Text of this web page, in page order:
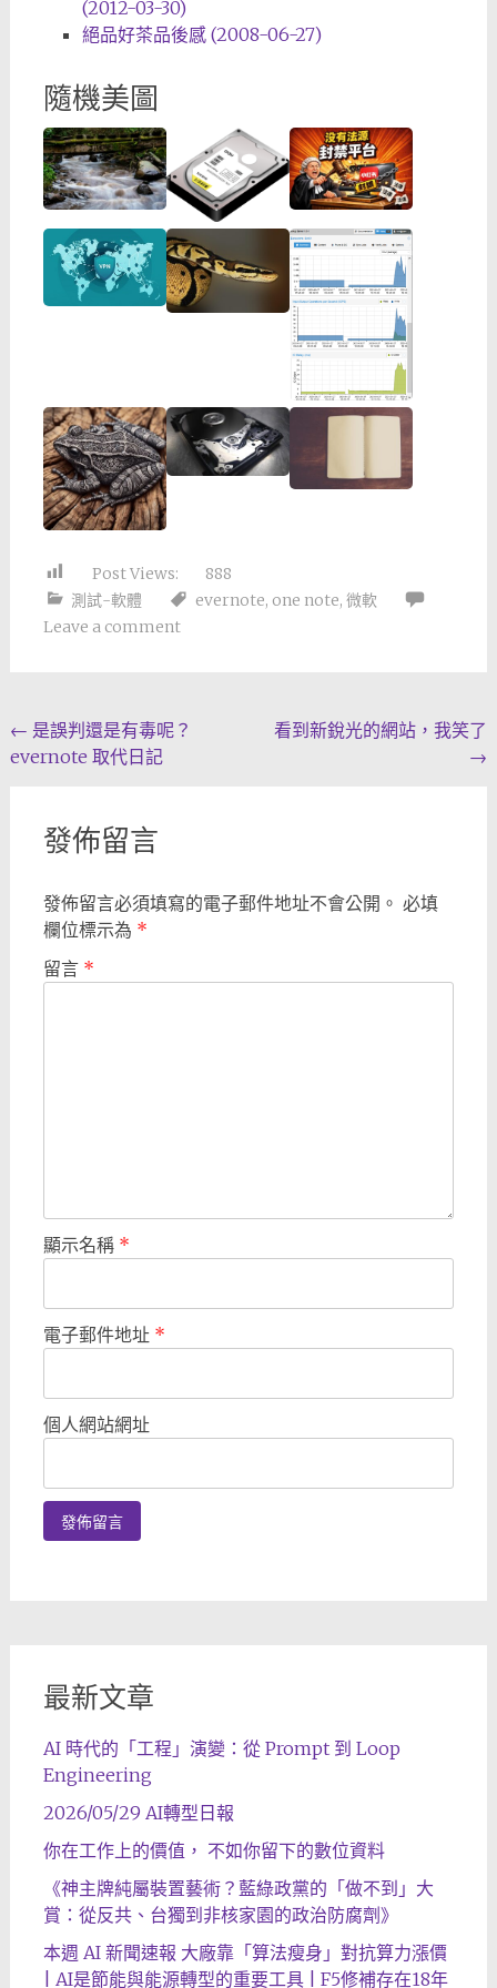
(2012-03-30)
絕品好茶品後感 (2008-06-27)
隨機美圖
Post Views:
888
測試-軟體
evernote, one note, 微軟
Leave a comment
Post
navigation
← 是誤判還是有毒呢？
evernote 取代日記
看到新銳光的網站，我笑了
→
發佈留言
發佈留言必須填寫的電子郵件地址不會公開。 必填
欄位標示為 *
留言 *
顯示名稱 *
電子郵件地址 *
個人網站網址
最新文章
AI 時代的「工程」演變：從 Prompt 到 Loop
Engineering
2026/05/29 AI轉型日報
你在工作上的價值， 不如你留下的數位資料
《神主牌純屬裝置藝術？藍綠政黨的「做不到」大
賞：從反共、台獨到非核家園的政治防腐劑》
本週 AI 新聞速報 大廠靠「算法瘦身」對抗算力漲價
| AI是節能與能源轉型的重要工具 | F5修補存在18年